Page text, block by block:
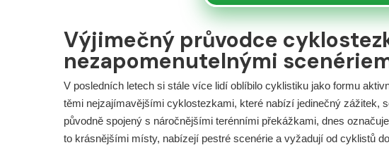
Výjimečný průvodce
nezapomenutelnými
V posledních letech si stále více lidí oblíbilo cyklistiku jako formu
těmi nejzajímavějšími cyklostezkami, které nabízí jedinečný zážitek,
původně spojený s náročnějšími terénními překážkami, dnes
to krásnějšími místy, nabízejí pestré scenérie a vyžadují od cyklistů